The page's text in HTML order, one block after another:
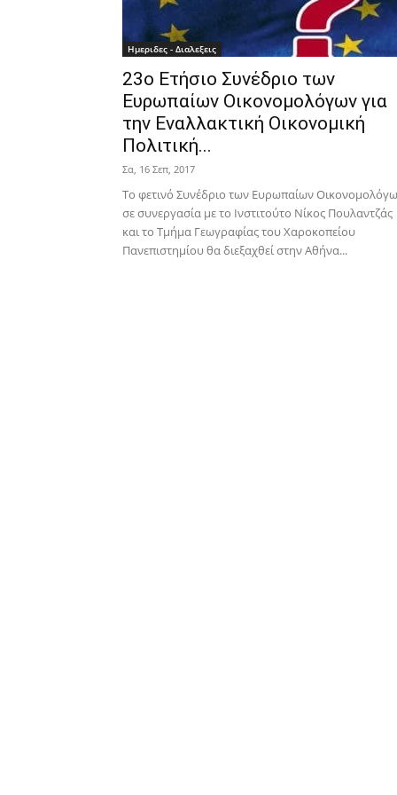
Ημεριδες - Διαλεξεις
23ο Ετήσιο Συνέδριο των
Ευρωπαίων Οικονομολόγων για
την Εναλλακτική Οικονομική
Πολιτική...
Σα, 16 Σεπ, 2017
Το φετινό Συνέδριο των Ευρωπαίων
σε συνεργασία με το Ινστιτούτο Νίκος Πουλαντζάς
και το Τμήμα Γεωγραφίας του Χαροκοπείου
Πανεπιστημίου θα διεξαχθεί στην Αθήνα...